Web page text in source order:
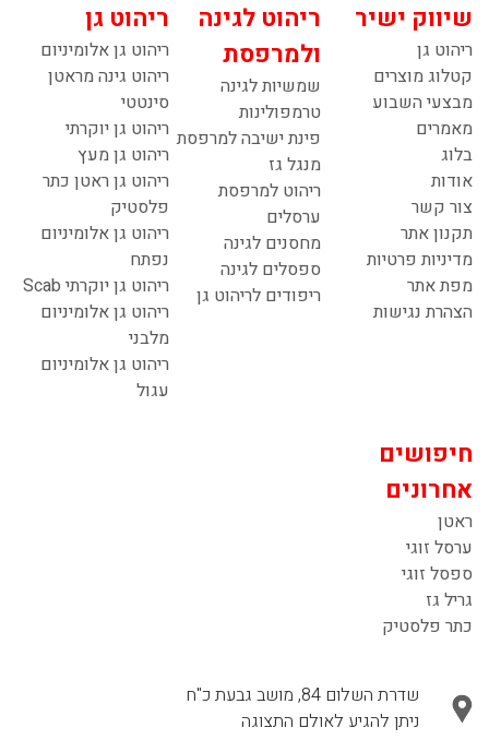
שיווק ישיר
ריהוט גן
קטלוג מוצרים
מבצעי השבוע
מאמרים
בלוג
אודות
צור קשר
תקנון אתר
מדיניות פרטיות
מפת אתר
הצהרת נגישות
ריהוט לגינה
ולמרפסת
שמשיות לגינה
טרמפולינות
פינת ישיבה למרפסת
מנגל גז
ריהוט למרפסת
ערסלים
מחסנים לגינה
ספסלים לגינה
ריפודים לריהוט גן
ריהוט גן
ריהוט גן אלומיניום
ריהוט גינה מראטן
סינטטי
ריהוט גן יוקרתי
ריהוט גן מעץ
ריהוט גן ראטן כתר
פלסטיק
ריהוט גן אלומיניום
נפתח
ריהוט גן יוקרתי Scab
ריהוט גן אלומיניום
מלבני
ריהוט גן אלומיניום
עגול
חיפושים
אחרונים
ראטן
ערסל זוגי
ספסל זוגי
גריל גז
כתר פלסטיק
שדרת השלום 84, מושב גבעת כ"ח
ניתן להגיע לאולם התצוגה